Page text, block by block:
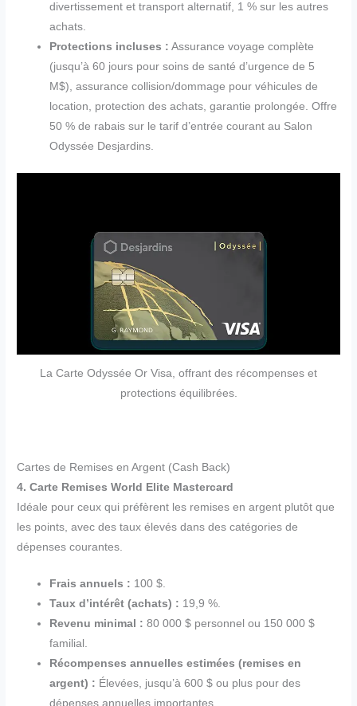
divertissement et transport alternatif, 1 % sur les autres
achats.
Protections incluses : Assurance voyage complète
(jusqu’à 60 jours pour soins de santé d’urgence de 5
M$), assurance collision/dommage pour véhicules de
location, protection des achats, garantie prolongée. Offre
50 % de rabais sur le tarif d’entrée courant au Salon
Odyssée Desjardins.
La Carte Odyssée Or Visa, offrant des récompenses et
protections équilibrées.
Cartes de Remises en Argent (Cash Back)
4. Carte Remises World Elite Mastercard
Idéale pour ceux qui préfèrent les remises en argent plutôt que
les points, avec des taux élevés dans des catégories de
dépenses courantes.
Frais annuels : 100 $.
Taux d’intérêt (achats) : 19,9 %.
Revenu minimal : 80 000 $ personnel ou 150 000 $
familial.
Récompenses annuelles estimées (remises en
argent) : Élevées, jusqu’à 600 $ ou plus pour des
dépenses annuelles importantes.